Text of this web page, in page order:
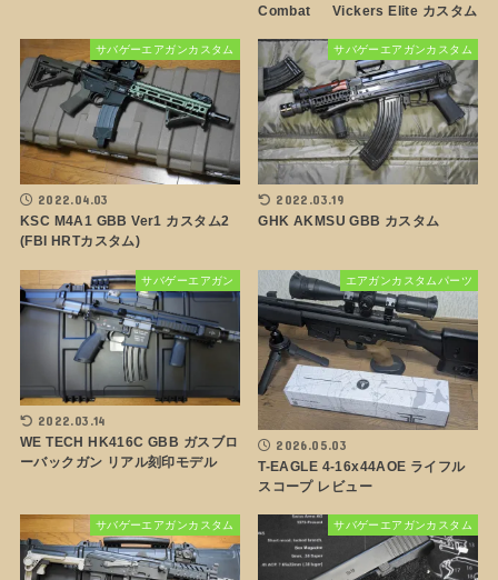
Combat Vickers Elite カスタム
サバゲーエアガンカスタム
2022.04.03
KSC M4A1 GBB Ver1 カスタム2
(FBI HRTカスタム)
サバゲーエアガンカスタム
2022.03.19
GHK AKMSU GBB カスタム
サバゲーエアガン
2022.03.14
WE TECH HK416C GBB ガスブロ
ーバックガン リアル刻印モデル
エアガンカスタムパーツ
2026.05.03
T-EAGLE 4-16x44AOE ライフル
スコープ レビュー
サバゲーエアガンカスタム サバゲーエアガンカスタム